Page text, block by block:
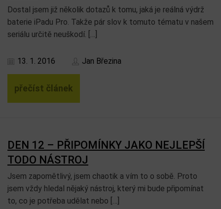
Dostal jsem již několik dotazů k tomu, jaká je reálná výdrž
baterie iPadu Pro. Takže pár slov k tomuto tématu v našem
seriálu určitě neuškodí. […]
13. 1. 2016 Jan Březina
přečíst článek
DEN 12 – PŘIPOMÍNKY JAKO NEJLEPŠÍ
TODO NÁSTROJ
Jsem zapomětlivý, jsem chaotik a vím to o sobě. Proto
jsem vždy hledal nějaký nástroj, který mi bude připomínat
to, co je potřeba udělat nebo […]